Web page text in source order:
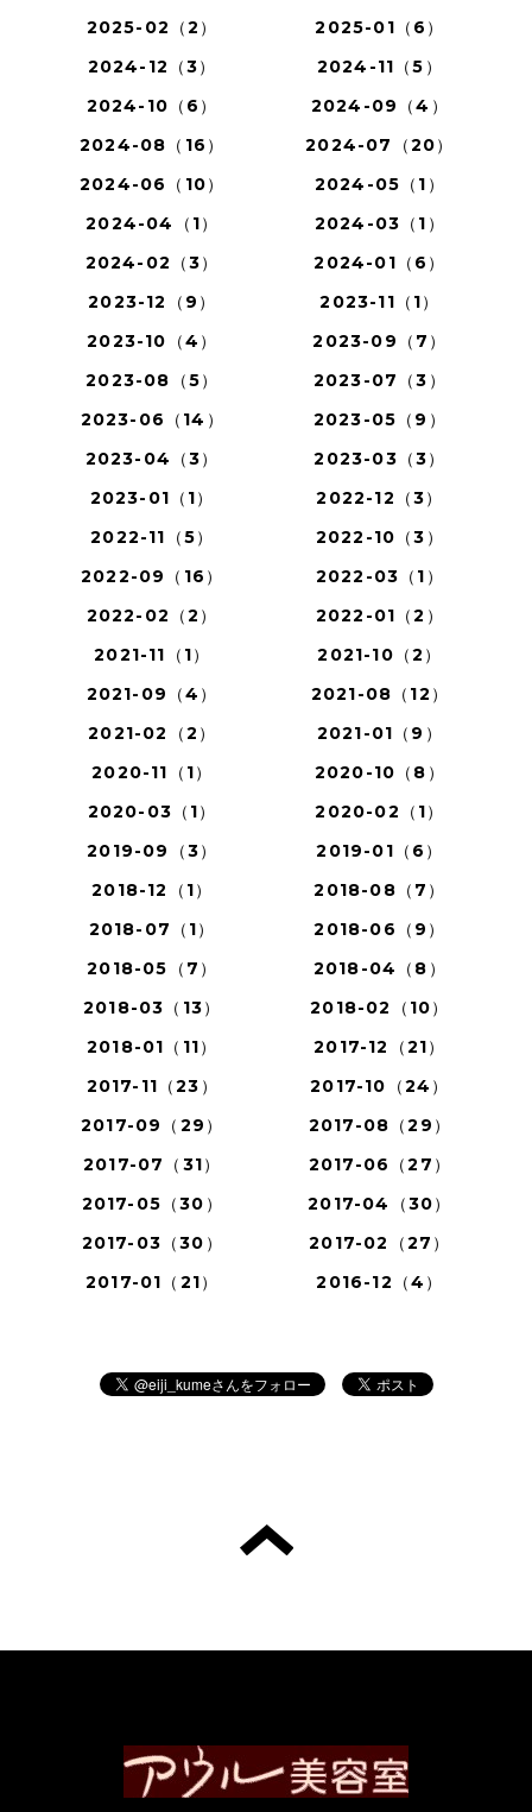
2025-02（2）
2025-01（6）
2024-12（3）
2024-11（5）
2024-10（6）
2024-09（4）
2024-08（16）
2024-07（20）
2024-06（10）
2024-05（1）
2024-04（1）
2024-03（1）
2024-02（3）
2024-01（6）
2023-12（9）
2023-11（1）
2023-10（4）
2023-09（7）
2023-08（5）
2023-07（3）
2023-06（14）
2023-05（9）
2023-04（3）
2023-03（3）
2023-01（1）
2022-12（3）
2022-11（5）
2022-10（3）
2022-09（16）
2022-03（1）
2022-02（2）
2022-01（2）
2021-11（1）
2021-10（2）
2021-09（4）
2021-08（12）
2021-02（2）
2021-01（9）
2020-11（1）
2020-10（8）
2020-03（1）
2020-02（1）
2019-09（3）
2019-01（6）
2018-12（1）
2018-08（7）
2018-07（1）
2018-06（9）
2018-05（7）
2018-04（8）
2018-03（13）
2018-02（10）
2018-01（11）
2017-12（21）
2017-11（23）
2017-10（24）
2017-09（29）
2017-08（29）
2017-07（31）
2017-06（27）
2017-05（30）
2017-04（30）
2017-03（30）
2017-02（27）
2017-01（21）
2016-12（4）